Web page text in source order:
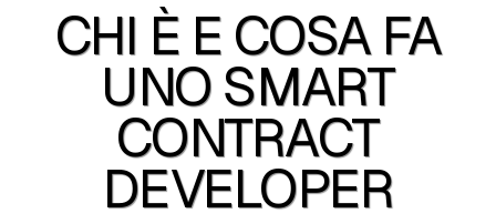
CHI È E COSA FA
UNO SMART
CONTRACT
DEVELOPER